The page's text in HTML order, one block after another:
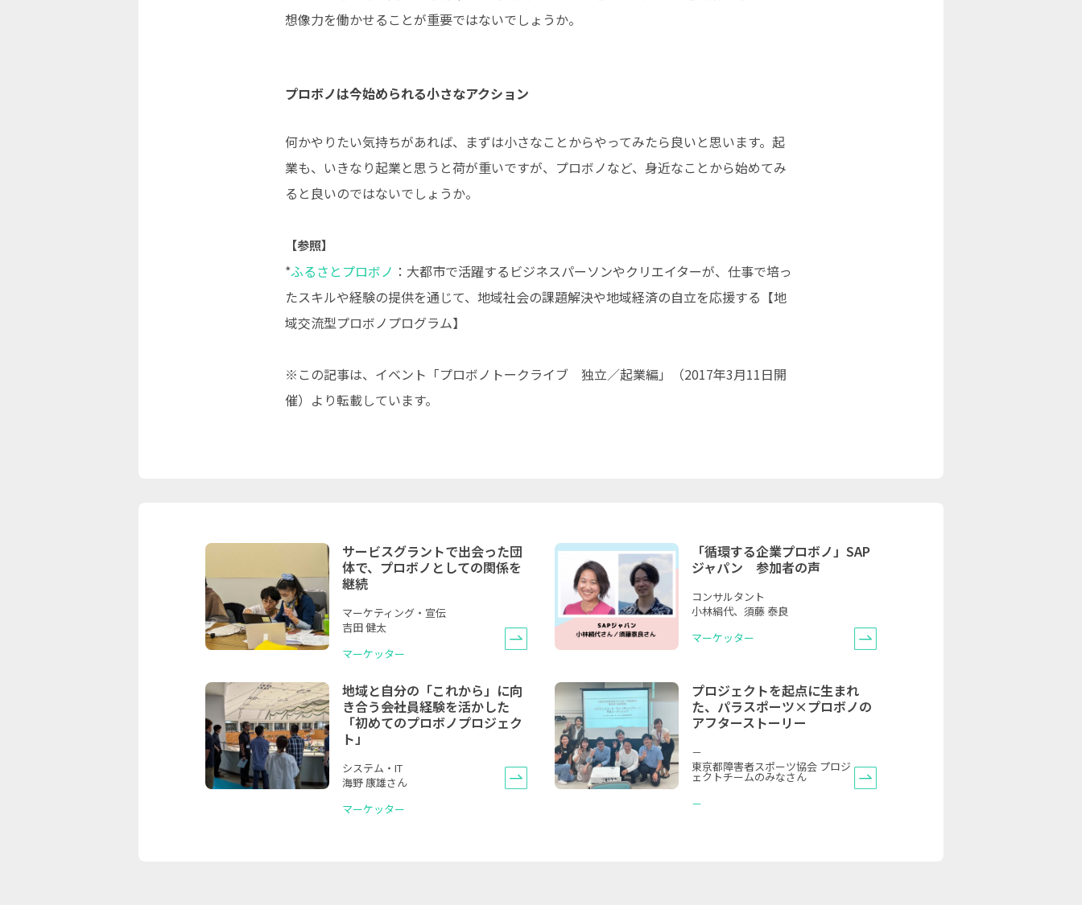
想像力を働かせることが重要ではないでしょうか。
プロボノは今始められる小さなアクション
何かやりたい気持ちがあれば、まずは小さなことからやってみたら良いと思います。起
業も、いきなり起業と思うと荷が重いですが、プロボノなど、身近なことから始めてみ
ると良いのではないでしょうか。
【参照】
*ふるさとプロボノ ：大都市で活躍するビジネスパーソンやクリエイターが、仕事で培っ
たスキルや経験の提供を通じて、地域社会の課題解決や地域経済の自立を応援する【地
域交流型プロボノプログラム】
※この記事は、イベント「プロボノトークライブ 独立／起業編」（2017年3月11日開
催）より転載しています。
サービスグラントで出会った団
体で、プロボノとしての関係を
継続
マーケティング・宣伝
吉田 健太
マーケッター
「循環する企業プロボノ」SAP
ジャパン 参加者の声
コンサルタント
小林絹代、須藤 泰良
マーケッター
地域と自分の「これから」に向
き合う――会社員経験を活かした
「初めてのプロボノプロジェク
ト」
システム・IT
海野 康雄さん
マーケッター
プロジェクトを起点に生まれ
た、パラスポーツ×プロボノの
アフターストーリー
－
東京都障害者スポーツ協会 プロジ
ェクトチームのみなさん
－